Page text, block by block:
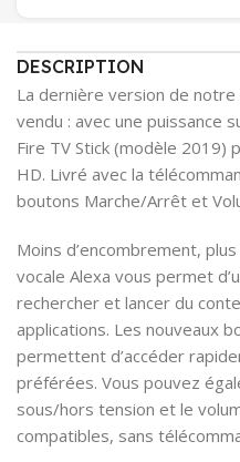
DESCRIPTION
La dernière version de
vendu : avec une puissance
Fire TV Stick (modèle 2019)
HD. Livré avec la
boutons Marche/Arrêt et
Moins d’encombrement,
vocale Alexa vous permet
rechercher et lancer du
applications. Les nouveaux
permettent d’accéder
préférées. Vous pouvez
sous/hors tension et le
compatibles, sans